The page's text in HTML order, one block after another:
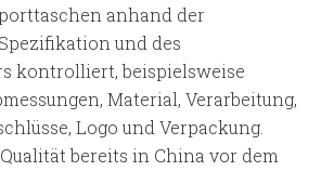
anhand der
und des
kontrolliert, beispielsweise
Material, Verarbeitung,
Logo und Verpackung.
bereits in China vor dem